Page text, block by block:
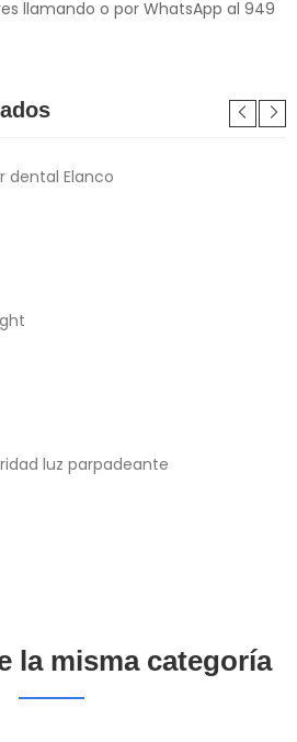
llamando o por WhatsApp al 949
dental Elanco
luz parpadeante
la misma categoría